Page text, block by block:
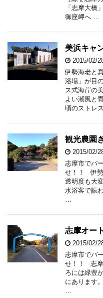
「志摩大橋
御座岬へ …
美浜キャ
2015/02/
伊勢海老と
浴場」が目
ス式海岸の
よい潮風と
頃のストレ
観光農園
2015/02/
志摩市でバ
せ！！ 伊勢
透明度も大
水浴客で賑
…
志摩オー
2015/02/
志摩市でバ
せ！！ 志摩
ろには緑豊
にあります
…